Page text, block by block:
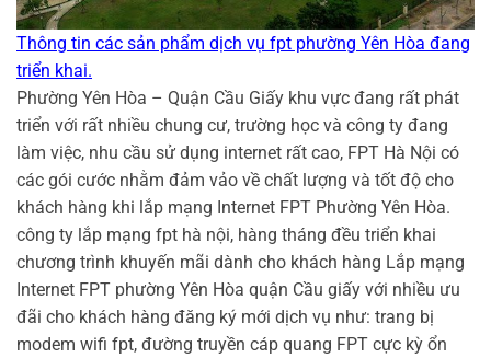
Thông tin các sản phẩm dịch vụ fpt phường Yên Hòa đang
triển khai.
Phường Yên Hòa – Quận Cầu Giấy khu vực đang rất phát
triển với rất nhiều chung cư, trường học và công ty đang
làm việc, nhu cầu sử dụng internet rất cao, FPT Hà Nội có
các gói cước nhằm đảm vảo về chất lượng và tốt độ cho
khách hàng khi lắp mạng Internet FPT Phường Yên Hòa.
công ty lắp mạng fpt hà nội, hàng tháng đều triển khai
chương trình khuyến mãi dành cho khách hàng Lắp mạng
Internet FPT phường Yên Hòa quận Cầu giấy với nhiều ưu
đãi cho khách hàng đăng ký mới dịch vụ như: trang bị
modem wifi fpt, đường truyền cáp quang FPT cực kỳ ổn